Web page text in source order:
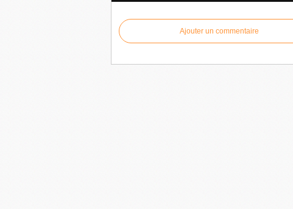
Ajouter un commentaire